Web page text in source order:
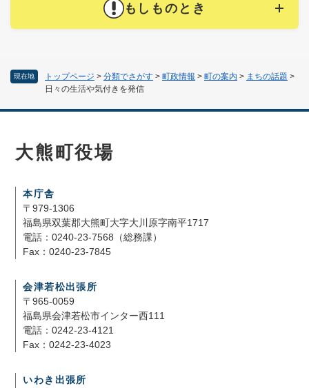
現在地 トップページ > 分類でさがす > 町政情報 > 町の案内 > まちの話題 >
日々の生活や気付きを発信
もしものとき
大熊町役場
本庁舎
〒979-1306
福島県双葉郡大熊町大字大川原字南平1717
電話：0240-23-7568（総務課）
Fax：0240-23-7845
会津若松出張所
〒965-0059
福島県会津若松市インター西111
電話：0242-23-4121
Fax：0242-23-4023
いわき出張所